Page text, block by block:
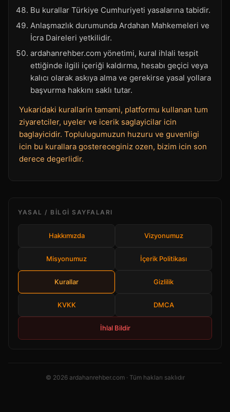
Bu kurallar Türkiye Cumhuriyeti yasalarına tabidir.
Anlaşmazlık durumunda Ardahan Mahkemeleri ve
İcra Daireleri yetkilidir.
ardahanrehber.com yönetimi, kural ihlali tespit
ettiğinde ilgili içeriği kaldırma, hesabı geçici veya
kalıcı olarak askıya alma ve gerekirse yasal yollara
başvurma hakkını saklı tutar.
Yukaridaki kurallarin tamami, platformu kullanan tum
ziyaretciler, uyeler ve icerik saglayicilar icin
baglayicidir. Toplulugumuzun huzuru ve guvenligi
icin bu kurallara gostereceginiz ozen, bizim icin son
derece degerlidir.
YASAL / BILGI SAYFALARI
Hakkımızda Vizyonumuz
Misyonumuz İçerik Politikası
Kurallar Gizlilik
KVKK DMCA
İhlal Bildir
© 2026 ardahanrehber.com · Tüm hakları saklıdır